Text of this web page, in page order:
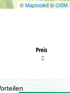
©Maptoolkit©OSM
Preis